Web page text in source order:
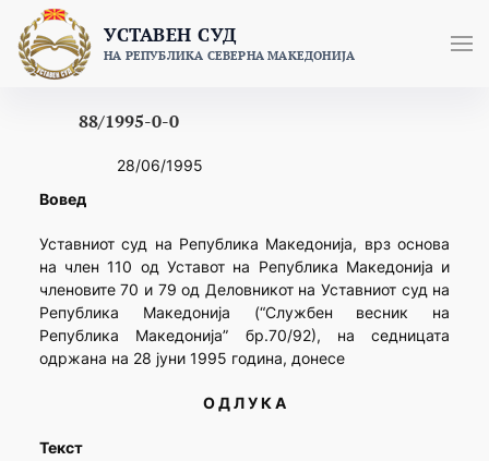
content
УСТАВЕН СУД
НА РЕПУБЛИКА СЕВЕРНА МАКЕДОНИЈА
88/1995-0-0
28/06/1995
Вовед
Уставниот суд на Република Македонија, врз основа
на член 110 од Уставот на Република Македонија и
членовите 70 и 79 од Деловникот на Уставниот суд на
Република Македонија (“Службен весник на
Република Македонија” бр.70/92), на седницата
одржана на 28 јуни 1995 година, донесе
О Д Л У К А
Текст